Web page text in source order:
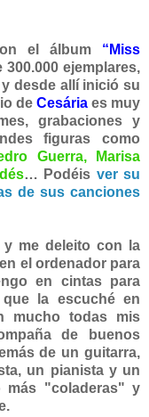
el álbum “Miss
ejemplares,
desde allí inició su
de Cesária es muy
grabaciones y
figuras como
Guerra, Marisa
… Podéis ver su
de sus canciones
me deleito con la
el ordenador para
en cintas para
la escuché en
mucho todas mis
de buenos
de un guitarra,
un pianista y un
más "coladeras" y